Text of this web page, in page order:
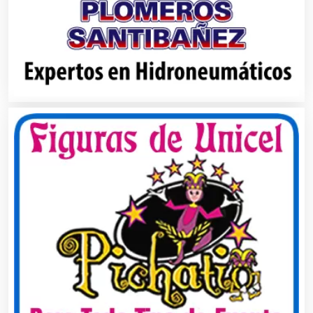
Cajas de Ahorro
Camiones para Fletes
Cancelería de Aluminio
Capacitación
Carnicerías